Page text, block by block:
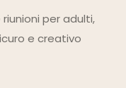
per adulti,
e creativo